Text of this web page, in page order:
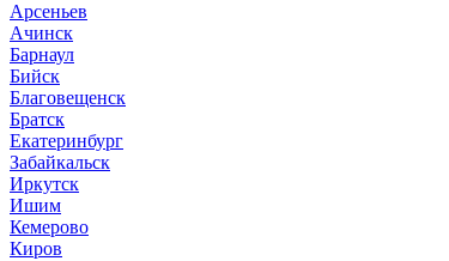
Арсеньев
Ачинск
Барнаул
Бийск
Благовещенск
Братск
Екатеринбург
Забайкальск
Иркутск
Ишим
Кемерово
Киров